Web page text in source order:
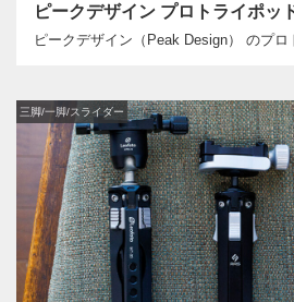
ピークデザイン プロトライポッ
ピークデザイン（Peak Design） のプロ
三脚/一脚/スライダー